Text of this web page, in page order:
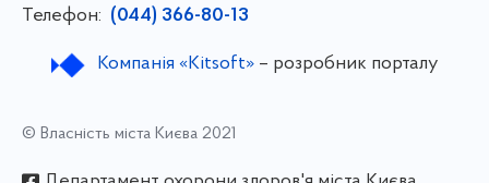
Телефон: (044) 366-80-13
Компанія «Kitsoft»– розробник порталу
© Власність міста Києва 2021